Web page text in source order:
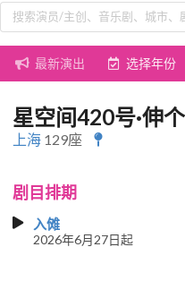
最新演出 选择年份
星空间420号·伸
上海 129座
剧目排期
入傩
2026年6月27日起